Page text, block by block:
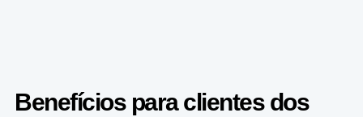
Benefícios para clientes dos